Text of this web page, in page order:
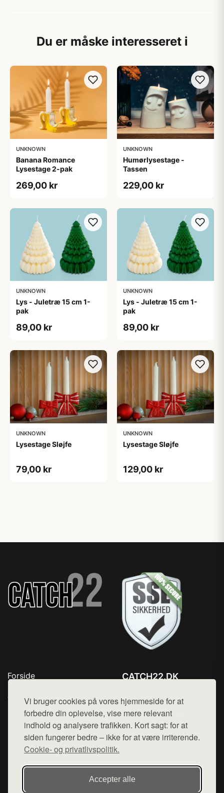
Vi bruger cookies på vores hjemmeside for at
forbedre din oplevelse, vise mere relevant
indhold og analysere trafikken. Kort sagt: for at
siden fungerer bedre – ikke for at være irriterende.
Cookie- og privatlivspolitik.
Accepter alle
Du er måske interesseret i
UNKNOWN
Banana Romance
Lysestage 2-pak
269,00 kr
UNKNOWN
Humørlysestage -
Tassen
229,00 kr
UNKNOWN
Lys - Juletræ 15 cm 1-
pak
89,00 kr
UNKNOWN
Lys - Juletræ 15 cm 1-
pak
89,00 kr
UNKNOWN
Lysestage Sløjfe
79,00 kr
UNKNOWN
Lysestage Sløjfe
129,00 kr
Forside
Top Rabatter
Kontakt
CATCH22.DK
Mail: hej@want.dk
Cookie- og privatlivspolitik
Denne side er en del af want.dk, der udgiver en række
hjemmesider med præsentation af forskellige produkter fra